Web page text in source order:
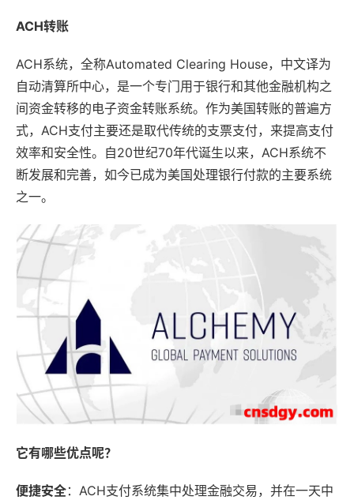
ACH转账
ACH系统，全称Automated Clearing House，中文译为
自动清算所中心，是一个专门用于银行和其他金融机构之
间资金转移的电子资金转账系统。作为美国转账的普遍方
式，ACH支付主要还是取代传统的支票支付，来提高支付
效率和安全性。自20世纪70年代诞生以来，ACH系统不
断发展和完善，如今已成为美国处理银行付款的主要系统
之一。
它有哪些优点呢？
便捷安全：ACH支付系统集中处理金融交易，并在一天中